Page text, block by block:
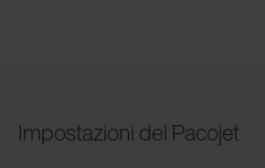
Impostazioni del Pacojet